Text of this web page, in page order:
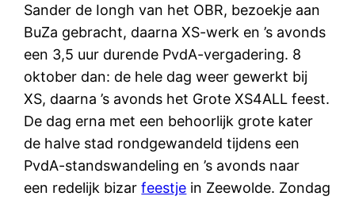
Sander de Iongh van het OBR, bezoekje aan
BuZa gebracht, daarna XS-werk en ’s avonds
een 3,5 uur durende PvdA-vergadering. 8
oktober dan: de hele dag weer gewerkt bij
XS, daarna ’s avonds het Grote XS4ALL feest.
De dag erna met een behoorlijk grote kater
de halve stad rondgewandeld tijdens een
PvdA-standswandeling en ’s avonds naar
een redelijk bizarfeestje in Zeewolde. Zondag